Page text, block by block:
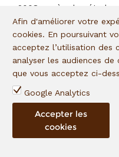
2008 après des études
Sa seconde
suite à la scission des
Afin d'améliorer votre
cookies. En poursuivant
acceptez l’utilisation des
analyser les audiences
que vous acceptez ci-
Google Analytics
Accepter les
cookies